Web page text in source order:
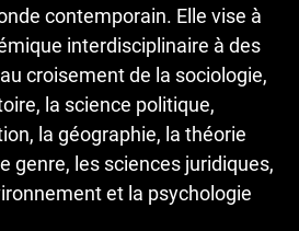
contemporain. Elle vise à
interdisciplinaire à des
croisement de la sociologie,
la science politique,
la géographie, la théorie
genre, les sciences juridiques,
et la psychologie